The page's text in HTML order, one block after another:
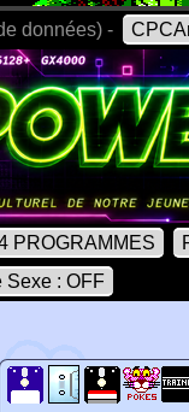
données) -
PROGRAMMES
Sexe : OFF